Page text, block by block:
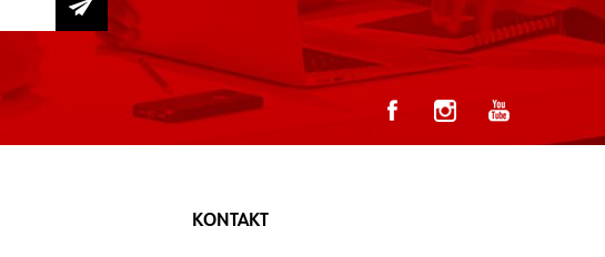
KONTAKT